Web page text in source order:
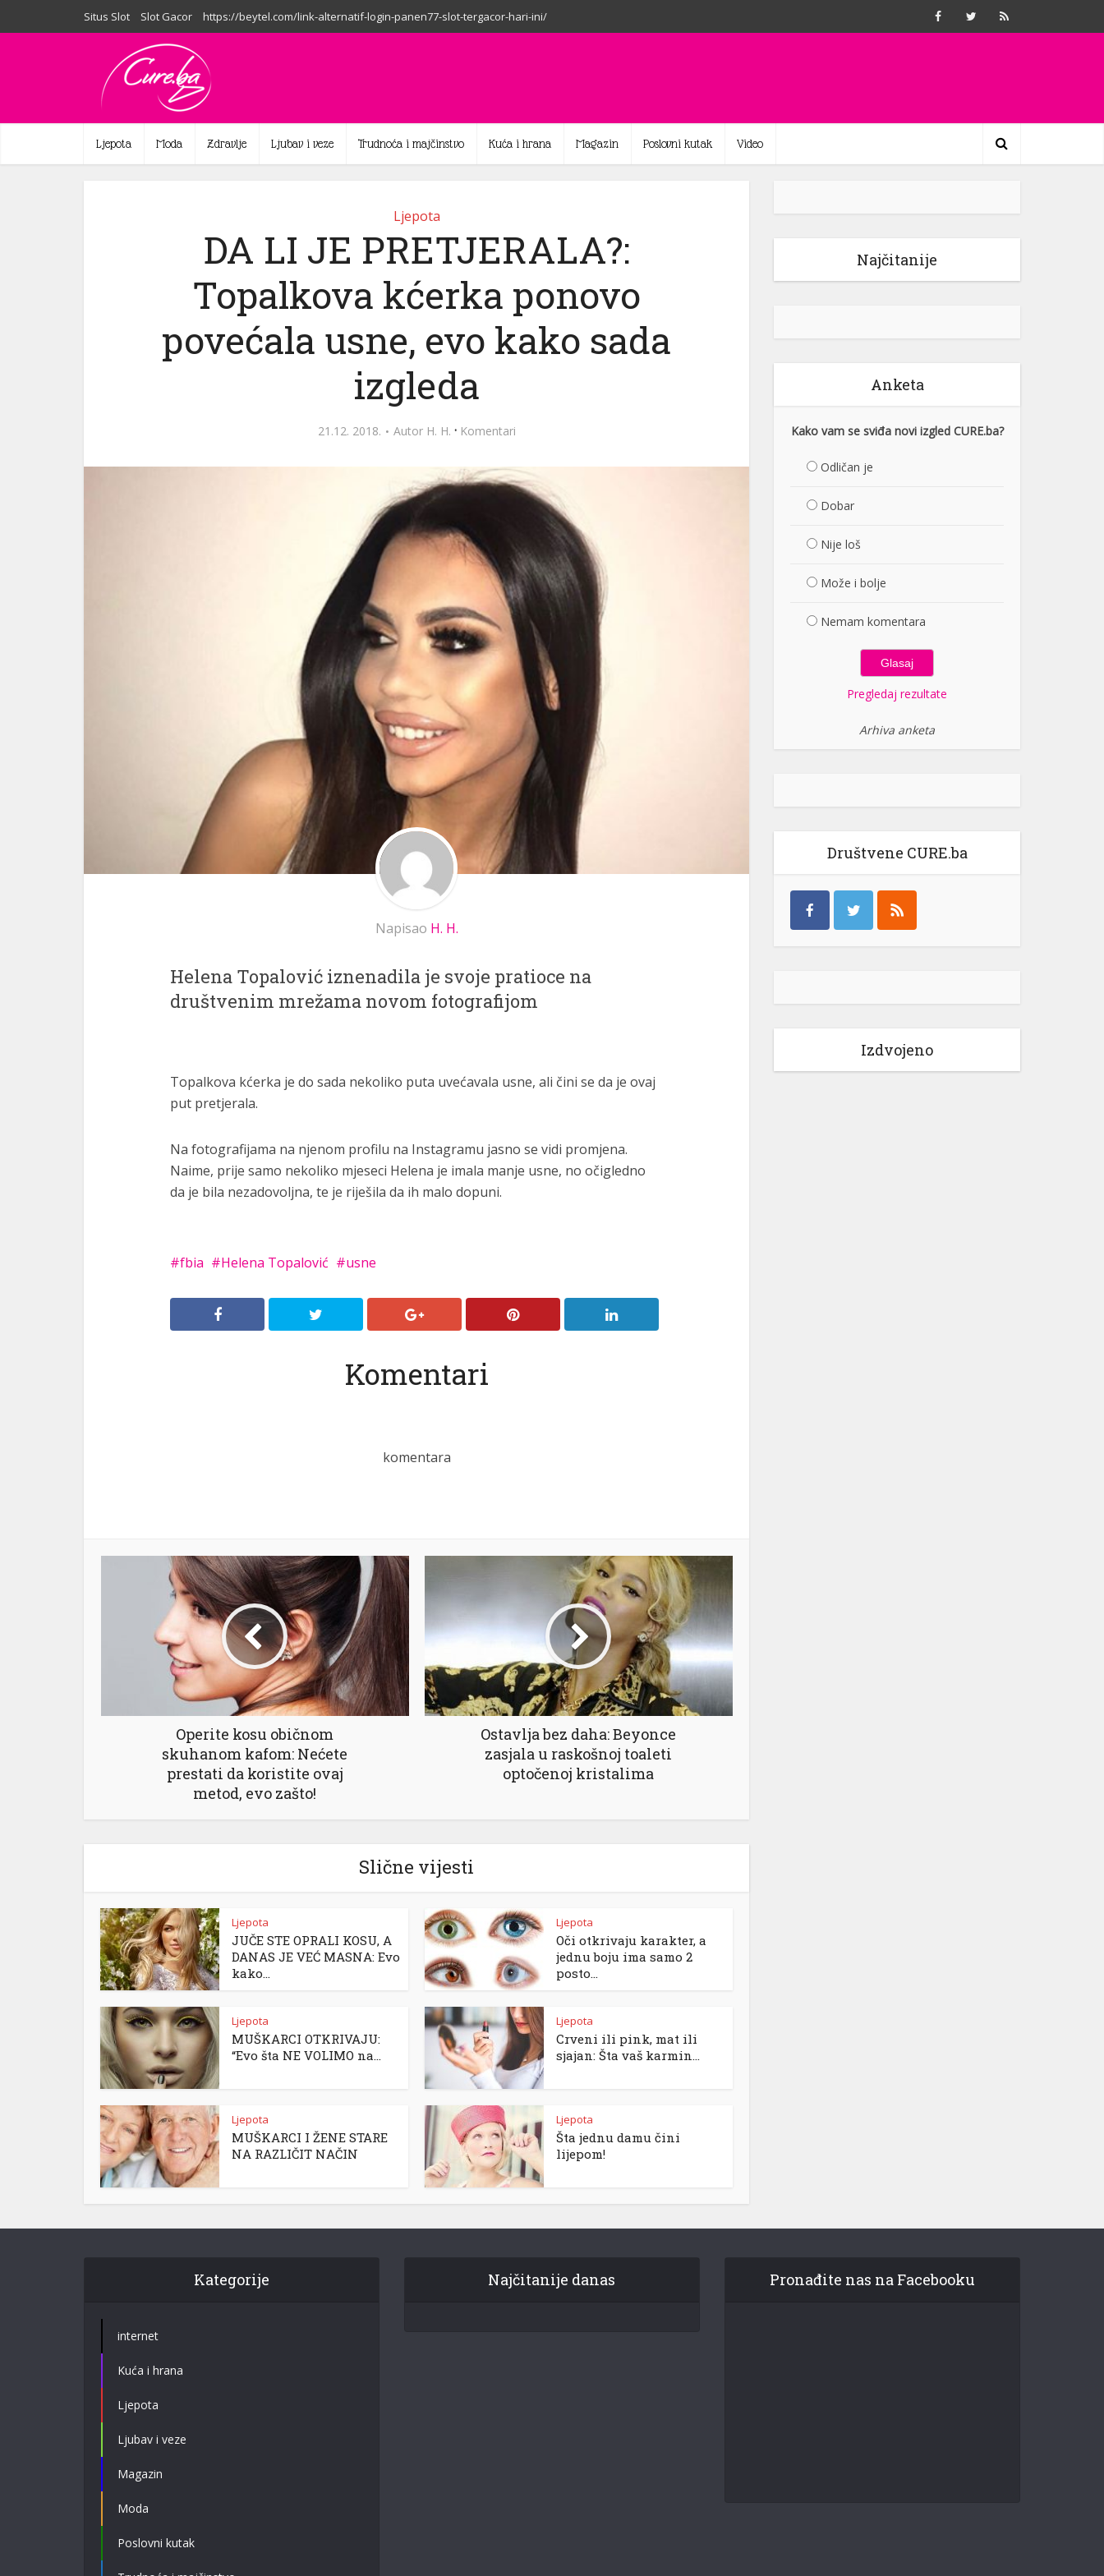
Situs Slot Slot Gacor https://beytel.com/link-alternatif-login-panen77-slot-tergacor-hari-ini/
Ljepota Moda Zdravlje Ljubav i veze Trudnoća i majčinstvo Kuća i hrana Magazin Poslovni kutak Video
Ljepota
DA LI JE PRETJERALA?:
Topalkova kćerka ponovo
povećala usne, evo kako sada
izgleda
21.12. 2018. Autor H. H. · Komentari
Napisao H. H.
Helena Topalović iznenadila je svoje pratioce na
društvenim mrežama novom fotografijom
Topalkova kćerka je do sada nekoliko puta uvećavala usne, ali čini se da je ovaj
put pretjerala.
Na fotografijama na njenom profilu na Instagramu jasno se vidi promjena.
Naime, prije samo nekoliko mjeseci Helena je imala manje usne, no očigledno
da je bila nezadovoljna, te je riješila da ih malo dopuni.
fbia Helena Topalović usne
Komentari
komentara
Operite kosu običnom
skuhanom kafom: Nećete
prestati da koristite ovaj
metod, evo zašto!
Ostavlja bez daha: Beyonce
zasjala u raskošnoj toaleti
optočenoj kristalima
Slične vijesti
Ljepota
JUČE STE OPRALI KOSU, A
DANAS JE VEĆ MASNA: Evo
kako...
Ljepota
Oči otkrivaju karakter, a
jednu boju ima samo 2
posto...
Ljepota
MUŠKARCI OTKRIVAJU:
“Evo šta NE VOLIMO na...
Ljepota
Crveni ili pink, mat ili
sjajan: Šta vaš karmin...
Ljepota
MUŠKARCI I ŽENE STARE
NA RAZLIČIT NAČIN
Ljepota
Šta jednu damu čini
lijepom!
Najčitanije
Anketa
Kako vam se sviđa novi izgled CURE.ba?
Odličan je
Dobar
Nije loš
Može i bolje
Nemam komentara
Pregledaj rezultate
Arhiva anketa
Društvene CURE.ba
Izdvojeno
Kategorije
internet
Kuća i hrana
Ljepota
Ljubav i veze
Magazin
Moda
Poslovni kutak
Najčitanije danas Pronađite nas na Facebooku